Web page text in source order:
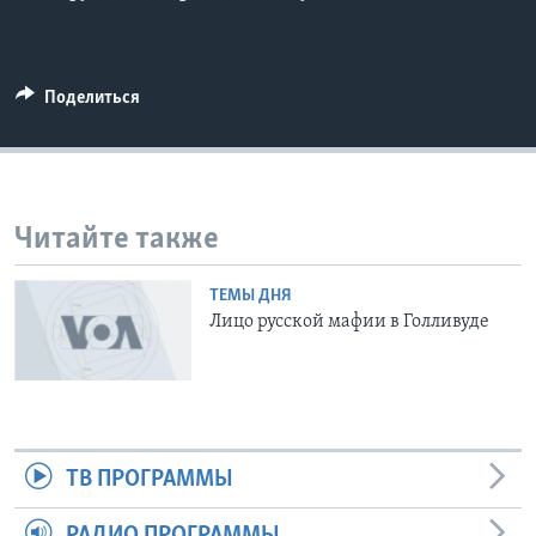
СОЦИАЛЬНЫЕ СЕТИ
Поделиться
Читайте также
ТЕМЫ ДНЯ
Лицо русской мафии в Голливуде
ТВ ПРОГРАММЫ